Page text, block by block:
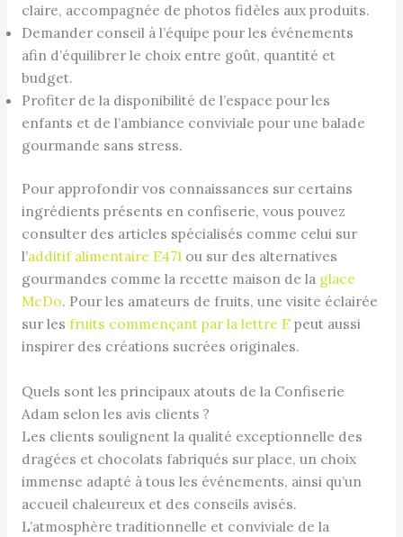
claire, accompagnée de photos fidèles aux produits.
Demander conseil à l’équipe pour les événements
afin d’équilibrer le choix entre goût, quantité et
budget.
Profiter de la disponibilité de l’espace pour les
enfants et de l’ambiance conviviale pour une balade
gourmande sans stress.
Pour approfondir vos connaissances sur certains
ingrédients présents en confiserie, vous pouvez
consulter des articles spécialisés comme celui sur
l’additif alimentaire E471ou sur des alternatives
gourmandes comme la recette maison de la glace
McDo. Pour les amateurs de fruits, une visite éclairée
sur les fruits commençant par la lettre Epeut aussi
inspirer des créations sucrées originales.
Quels sont les principaux atouts de la Confiserie
Adam selon les avis clients ?
Les clients soulignent la qualité exceptionnelle des
dragées et chocolats fabriqués sur place, un choix
immense adapté à tous les événements, ainsi qu’un
accueil chaleureux et des conseils avisés.
L’atmosphère traditionnelle et conviviale de la